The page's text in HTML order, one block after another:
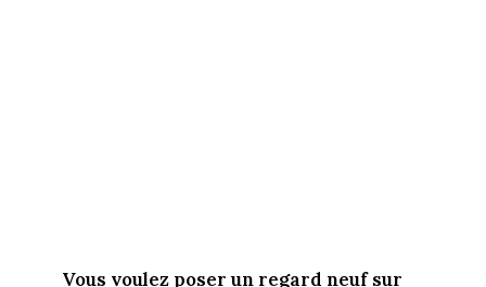
Vous voulez poser un regard neuf sur